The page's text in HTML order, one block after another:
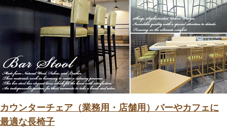
カウンターチェア（業務用・店舗用）バーやカフェに
最適な長椅子